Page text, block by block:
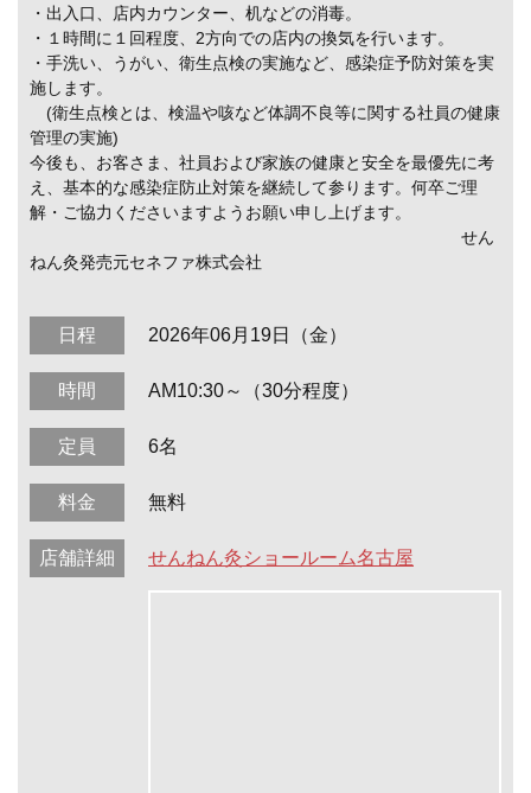
・出入口、店内カウンター、机などの消毒。
・１時間に１回程度、2方向での店内の換気を行います。
・手洗い、うがい、衛生点検の実施など、感染症予防対策を実
施します。
(衛生点検とは、検温や咳など体調不良等に関する社員の健康
管理の実施)
今後も、お客さま、社員および家族の健康と安全を最優先に考
え、基本的な感染症防止対策を継続して参ります。何卒ご理
解・ご協力くださいますようお願い申し上げます。
せん
ねん灸発売元セネファ株式会社
日程 2026年06月19日（金）
時間 AM10:30～（30分程度）
定員 6名
料金 無料
店舗詳細 せんねん灸ショールーム名古屋